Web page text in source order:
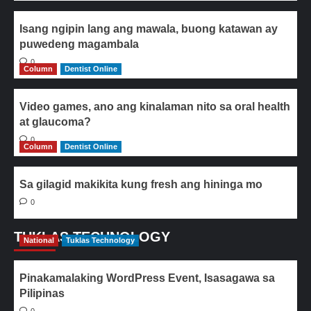
Isang ngipin lang ang mawala, buong katawan ay
puwedeng magambala
0
Column
Dentist Online
Video games, ano ang kinalaman nito sa oral health
at glaucoma?
0
Column
Dentist Online
Sa gilagid makikita kung fresh ang hininga mo
0
TUKLAS TECHNOLOGY
National Tuklas Technology
Pinakamalaking WordPress Event, Isasagawa sa
Pilipinas